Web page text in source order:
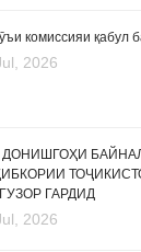
комиссияи қабул
2026
ДОНИШГОҲИ
ГАРДИД
2026